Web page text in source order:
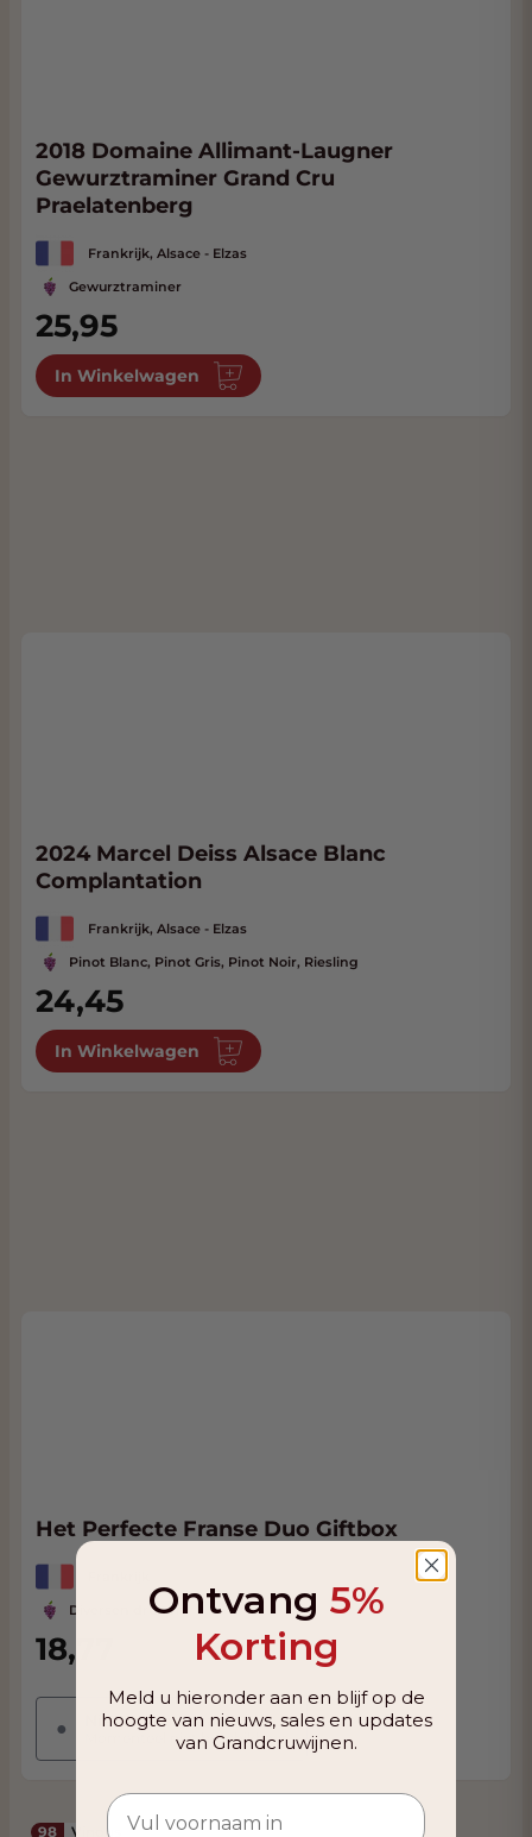
2018 Domaine Allimant-Laugner
Gewurztraminer Grand Cru
Praelatenberg
Frankrijk, Alsace - Elzas
Gewurztraminer
25,95
In Winkelwagen
2024 Marcel Deiss Alsace Blanc
Complantation
Frankrijk, Alsace - Elzas
Pinot Blanc, Pinot Gris, Pinot Noir, Riesling
24,45
In Winkelwagen
Het Perfecte Franse Duo Giftbox
Diversen druiven
18,77
● Niet op voorraad
Momenteel niet beschikbaar
98 Vinous
Ontvang 5%
Korting
Meld u hieronder aan en blijf op de
hoogte van nieuws, sales en updates
van Grandcruwijnen.